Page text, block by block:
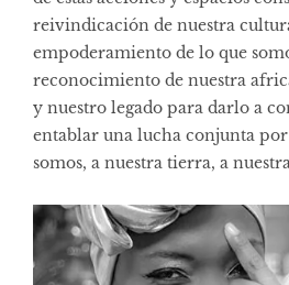
reivindicación de nuestra
empoderamiento de lo que
reconocimiento de nuestra
y nuestro legado para darlo a
entablar una lucha conjunta
somos, a nuestra tierra, a